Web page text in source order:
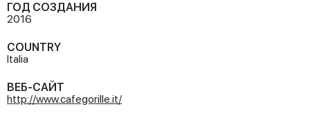
ГОД СОЗДАНИЯ
2016
COUNTRY
Italia
ВЕБ-САЙТ
http://www.cafegorille.it/